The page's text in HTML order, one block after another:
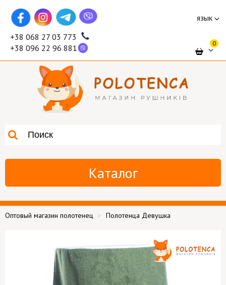
язык
+38 068 27 03 773
+38 096 22 96 881
0
Каталог
Оптовый магазин полотенец Полотенца Девушка